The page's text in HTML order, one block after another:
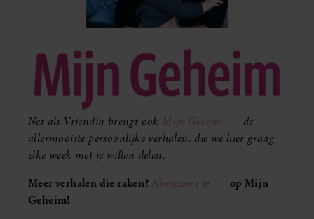
Net als Vriendin brengt ook Mijn Geheim
de
allermooiste persoonlijke verhalen, die we hier graag
elke week met je willen delen.
Meer verhalen die raken? Abonneer je
op Mijn
Geheim!